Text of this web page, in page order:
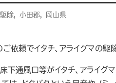
除, 小田郡,
岡山県
依頼でイタチ、アライグマの駆
下通風口等がイタチ、アライグ